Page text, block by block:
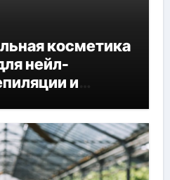
косметика
нейл-
и